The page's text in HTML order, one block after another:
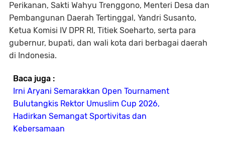
Perikanan, Sakti Wahyu Trenggono, Menteri Desa dan
Pembangunan Daerah Tertinggal, Yandri Susanto,
Ketua Komisi IV DPR RI, Titiek Soeharto, serta para
gubernur, bupati, dan wali kota dari berbagai daerah
di Indonesia.
Baca juga :
Irni Aryani Semarakkan Open Tournament
Bulutangkis Rektor Umuslim Cup 2026,
Hadirkan Semangat Sportivitas dan
Kebersamaan